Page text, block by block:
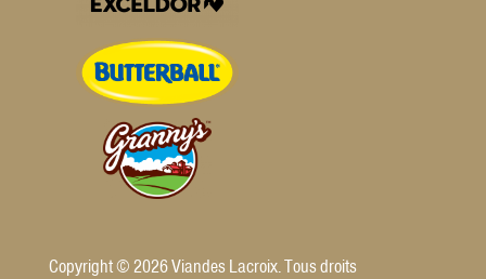
Copyright © 2026 Viandes Lacroix. Tous droits